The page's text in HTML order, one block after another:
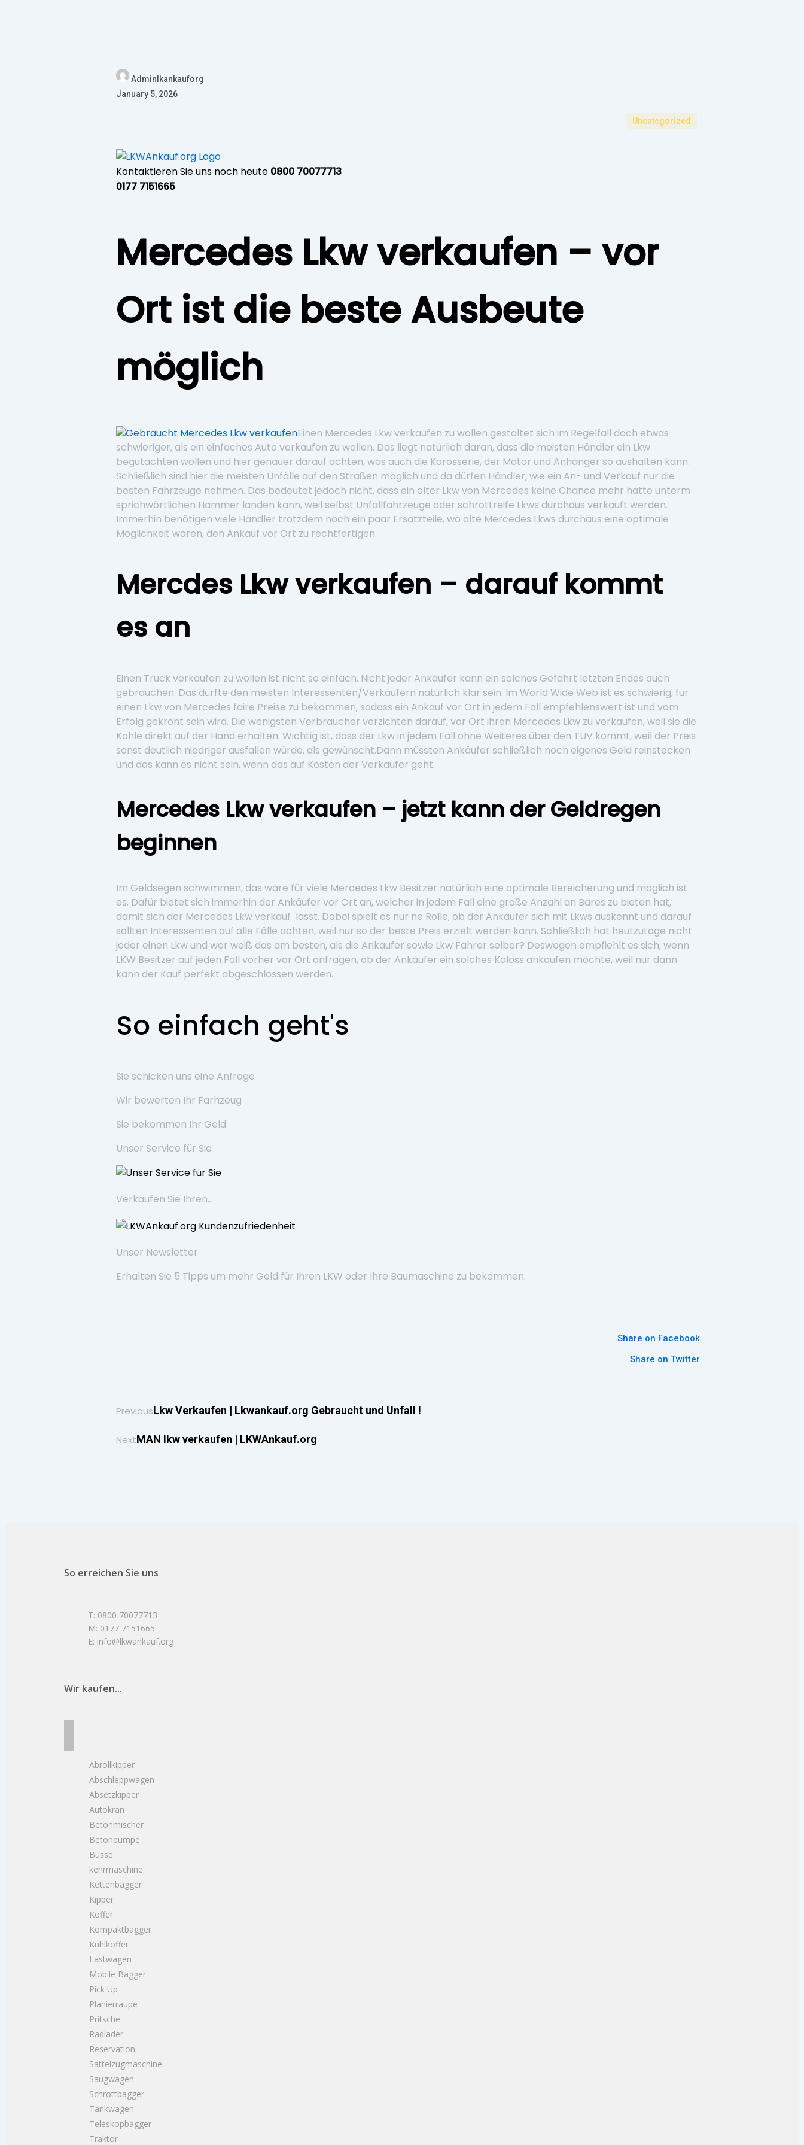
Adminlkankauforg
January 5, 2026
Uncategorized
Kontaktieren Sie uns noch heute 0800 70077713
0177 7151665
Mercedes Lkw verkaufen – vor
Ort ist die beste Ausbeute
möglich
Einen Mercedes Lkw verkaufen zu wollen gestaltet sich im Regelfall doch etwas
schwieriger, als ein einfaches Auto verkaufen zu wollen. Das liegt natürlich daran, dass die meisten Händler ein Lkw
begutachten wollen und hier genauer darauf achten, was auch die Karosserie, der Motor und Anhänger so aushalten kann.
Schließlich sind hier die meisten Unfälle auf den Straßen möglich und da dürfen Händler, wie ein An- und Verkauf nur die
besten Fahrzeuge nehmen. Das bedeutet jedoch nicht, dass ein alter Lkw von Mercedes keine Chance mehr hätte unterm
sprichwörtlichen Hammer landen kann, weil selbst Unfallfahrzeuge oder schrottreife Lkws durchaus verkauft werden.
Immerhin benötigen viele Händler trotzdem noch ein paar Ersatzteile, wo alte Mercedes Lkws durchaus eine optimale
Möglichkeit wären, den Ankauf vor Ort zu rechtfertigen.
Mercdes Lkw verkaufen – darauf kommt
es an
Einen Truck verkaufen zu wollen ist nicht so einfach. Nicht jeder Ankäufer kann ein solches Gefährt letzten Endes auch
gebrauchen. Das dürfte den meisten Interessenten/Verkäufern natürlich klar sein. Im World Wide Web ist es schwierig, für
einen Lkw von Mercedes faire Preise zu bekommen, sodass ein Ankauf vor Ort in jedem Fall empfehlenswert ist und vom
Erfolg gekrönt sein wird. Die wenigsten Verbraucher verzichten darauf, vor Ort ihren Mercedes Lkw zu verkaufen, weil sie die
Kohle direkt auf der Hand erhalten. Wichtig ist, dass der Lkw in jedem Fall ohne Weiteres über den TÜV kommt, weil der Preis
sonst deutlich niedriger ausfallen würde, als gewünscht.Dann müssten Ankäufer schließlich noch eigenes Geld reinstecken
und das kann es nicht sein, wenn das auf Kosten der Verkäufer geht.
Mercedes Lkw verkaufen – jetzt kann der Geldregen
beginnen
Im Geldsegen schwimmen, das wäre für viele Mercedes Lkw Besitzer natürlich eine optimale Bereicherung und möglich ist
es. Dafür bietet sich immerhin der Ankäufer vor Ort an, welcher in jedem Fall eine große Anzahl an Bares zu bieten hat,
damit sich der Mercedes Lkw verkauf lässt. Dabei spielt es nur ne Rolle, ob der Ankäufer sich mit Lkws auskennt und darauf
sollten Interessenten auf alle Fälle achten, weil nur so der beste Preis erzielt werden kann. Schließlich hat heutzutage nicht
jeder einen Lkw und wer weiß das am besten, als die Ankäufer sowie Lkw Fahrer selber? Deswegen empfiehlt es sich, wenn
LKW Besitzer auf jeden Fall vorher vor Ort anfragen, ob der Ankäufer ein solches Koloss ankaufen möchte, weil nur dann
kann der Kauf perfekt abgeschlossen werden.
So einfach geht's
Sie schicken uns eine Anfrage
Wir bewerten Ihr Farhzeug
Sie bekommen Ihr Geld
Unser Service für Sie
Verkaufen Sie Ihren...
Unser Newsletter
Erhalten Sie 5 Tipps um mehr Geld für Ihren LKW oder Ihre Baumaschine zu bekommen.
Share on Facebook
Share on Twitter
PreviousLkw Verkaufen | Lkwankauf.org Gebraucht und Unfall !
NextMAN lkw verkaufen | LKWAnkauf.org
So erreichen Sie uns
T: 0800 70077713
M: 0177 7151665
E: info@lkwankauf.org
Wir kaufen...
Abrollkipper
Abschleppwagen
Absetzkipper
Autokran
Betonmischer
Betonpumpe
Busse
kehrmaschine
Kettenbagger
Kipper
Koffer
Kompaktbagger
Kuhlkoffer
Lastwagen
Mobile Bagger
Pick Up
Planierraupe
Pritsche
Radlader
Reservation
Sattelzugmaschine
Saugwagen
Schrottbagger
Tankwagen
Teleskopbagger
Traktor